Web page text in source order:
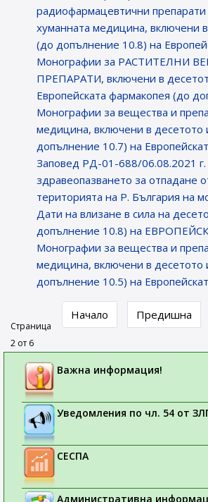
радиофармацевтични препарати
хуманната медицина, включени
(до допълнение 10.8) на
Монографии за РАСТИТЕЛНИ
ПРЕПАРАТИ, включени в
Европейската фармакопея (до
Монографии за вещества и
медицина, включени в десетото
допълнение 10.7) на
Заповед РД-01-688/06.08.2021
здравеопазването за отпадане
територията на Р. България на
Дати на влизане в сила на
допълнение 10.8) на
Монографии за вещества и
медицина, включени в десетото
допълнение 10.5) на
Страница
2 от 6
Начало Предишна
Важна информация!
Уведомления по чл. 54 от
СЕСПА
Административна